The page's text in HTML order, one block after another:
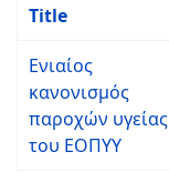
Title
Ενιαίος
κανονισμός
παροχών υγείας
του ΕΟΠΥΥ